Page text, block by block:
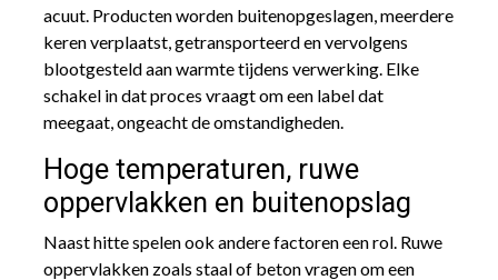
acuut. Producten worden buitenopgeslagen, meerdere
keren verplaatst, getransporteerd en vervolgens
blootgesteld aan warmte tijdens verwerking. Elke
schakel in dat proces vraagt om een label dat
meegaat, ongeacht de omstandigheden.
Hoge temperaturen, ruwe
oppervlakken en buitenopslag
Naast hitte spelen ook andere factoren een rol. Ruwe
oppervlakken zoals staal of beton vragen om een